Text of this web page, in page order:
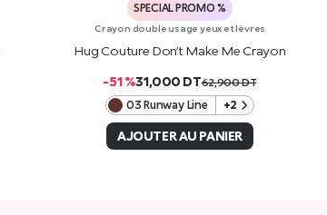
SPECIAL PROMO %
Crayon double usage yeux et lèvres
Hug Couture Don’t Make Me Crayon
-51 %31,000 DT62,900DT
03 Runway Line +2
AJOUTER AU PANIER